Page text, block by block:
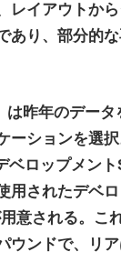
レイアウトか
あり、部分的
は昨年のデータ
ーションを選
ベロップメント
用されたデベ
意される。こ
ウンドで、リ